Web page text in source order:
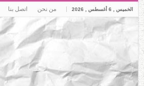
الخميس , 6 أغسطس , 2026 من نحن اتصل بنا